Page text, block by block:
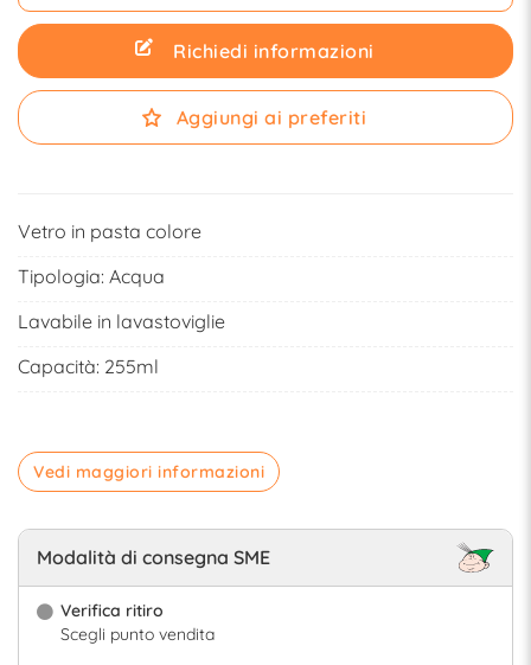
Richiedi informazioni
Aggiungi ai preferiti
Vetro in pasta colore
Tipologia: Acqua
Lavabile in lavastoviglie
Capacità: 255ml
Vedi maggiori informazioni
Modalità di consegna SME
Verifica ritiro
Scegli punto vendita